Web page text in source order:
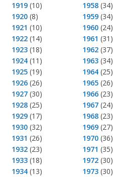
1919 (10)
1920 (8)
1921 (10)
1922 (14)
1923 (18)
1924 (11)
1925 (19)
1926 (26)
1927 (30)
1928 (25)
1929 (17)
1930 (32)
1931 (26)
1932 (23)
1933 (18)
1934 (13)
1958(34)
1959(34)
1960(24)
1961 (31)
1962(37)
1963(34)
1964(25)
1965(26)
1966(23)
1967(24)
1968(23)
1969(27)
1970(36)
1971 (35)
1972(30)
1973(30)